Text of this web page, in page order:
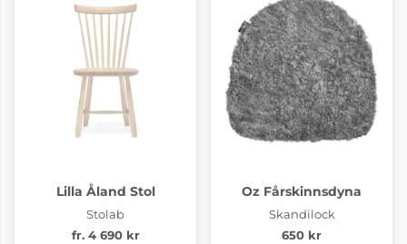
fr. 60 665 kr
Lilla Åland Stol
Stolab
fr. 4 690 kr
Oz Fårskinnsdyna
Skandilock
650 kr